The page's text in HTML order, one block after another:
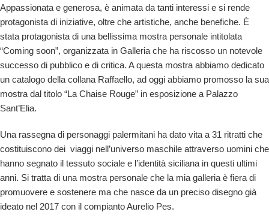
Appassionata e generosa, è animata da tanti interessi e si rende
protagonista di iniziative, oltre che artistiche, anche benefiche. È
stata protagonista di una bellissima mostra personale intitolata
“Coming soon”, organizzata in Galleria che ha riscosso un notevole
successo di pubblico e di critica. A questa mostra abbiamo dedicato
un catalogo della collana Raffaello, ad oggi abbiamo promosso la sua
mostra dal titolo “La Chaise Rouge” in esposizione a Palazzo
Sant’Elia.
Una rassegna di personaggi palermitani ha dato vita a 31 ritratti che
costituiscono dei viaggi nell’universo maschile attraverso uomini che
hanno segnato il tessuto sociale e l’identità siciliana in questi ultimi
anni. Si tratta di una mostra personale che la mia galleria è fiera di
promuovere e sostenere ma che nasce da un preciso disegno già
ideato nel 2017 con il compianto Aurelio Pes.